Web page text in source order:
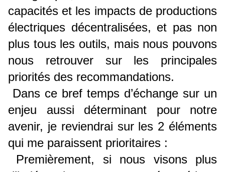
capacités et les impacts de productions
électriques décentralisées, et pas non
plus tous les outils, mais nous pouvons
nous retrouver sur les principales
priorités des recommandations.
Dans ce bref temps d’échange sur un
enjeu aussi déterminant pour notre
avenir, je reviendrai sur les 2 éléments
qui me paraissent prioritaires :
Premièrement, si nous visons plus